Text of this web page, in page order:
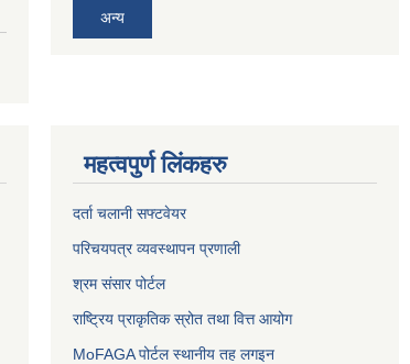
अन्य
महत्वपुर्ण लिंकहरु
दर्ता चलानी सफ्टवेयर
परिचयपत्र व्यवस्थापन प्रणाली
श्रम संसार पोर्टल
राष्ट्रिय प्राकृतिक स्रोत तथा वित्त आयोग
MoFAGA पोर्टल स्थानीय तह लगइन